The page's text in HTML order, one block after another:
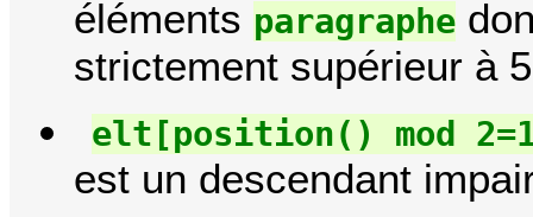
éléments paragraphe
strictement supérieur à
elt[position() mod
est un descendant